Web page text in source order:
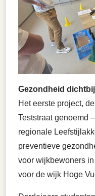
Gezondheid
Het eerste project,
Teststraat genoemd
regionale
preventieve
voor wijkbewoners
voor de wijk Hoge